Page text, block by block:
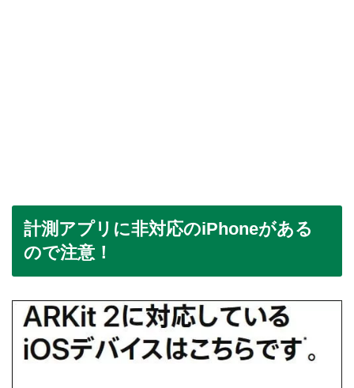
計測アプリに非対応のiPhoneがある
ので注意！